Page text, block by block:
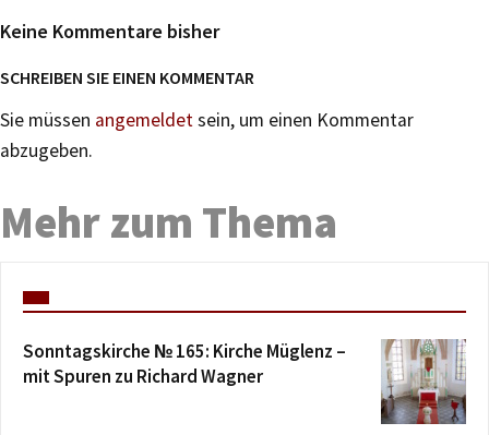
Keine Kommentare bisher
SCHREIBEN SIE EINEN KOMMENTAR
Sie müssen angemeldetsein, um einen Kommentar
abzugeben.
Mehr zum Thema
Sonntagskirche № 165: Kirche Müglenz –
mit Spuren zu Richard Wagner